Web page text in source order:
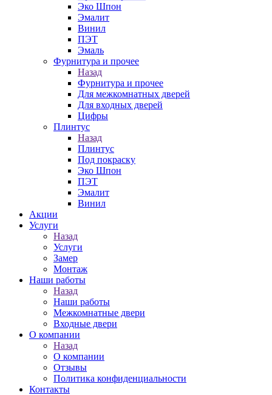
Эко Шпон
Эмалит
Винил
ПЭТ
Эмаль
Фурнитура и прочее
Назад
Фурнитура и прочее
Для межкомнатных дверей
Для входных дверей
Цифры
Плинтус
Назад
Плинтус
Под покраску
Эко Шпон
ПЭТ
Эмалит
Винил
Акции
Услуги
Назад
Услуги
Замер
Монтаж
Наши работы
Назад
Наши работы
Межкомнатные двери
Входные двери
О компании
Назад
О компании
Отзывы
Политика конфиденциальности
Контакты